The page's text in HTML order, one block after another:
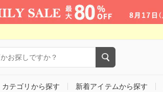
カテゴリから探す 新着アイテムから探す